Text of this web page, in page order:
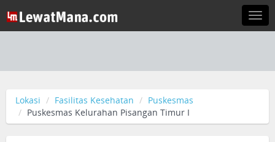
Lokasi Fasilitas Kesehatan
Puskesmas
Puskesmas Kelurahan Pisangan Timur I